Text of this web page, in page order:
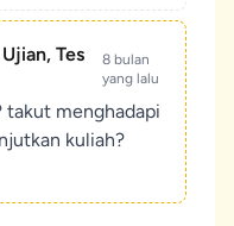
Tes
8 bulan
yang lalu
takut menghadapi
kuliah?